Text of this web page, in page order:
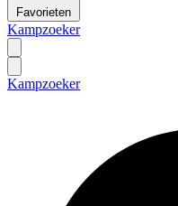
Favorieten
Kampzoeker
Kampzoeker